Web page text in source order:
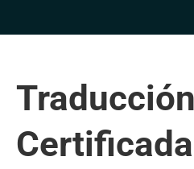
Traducción